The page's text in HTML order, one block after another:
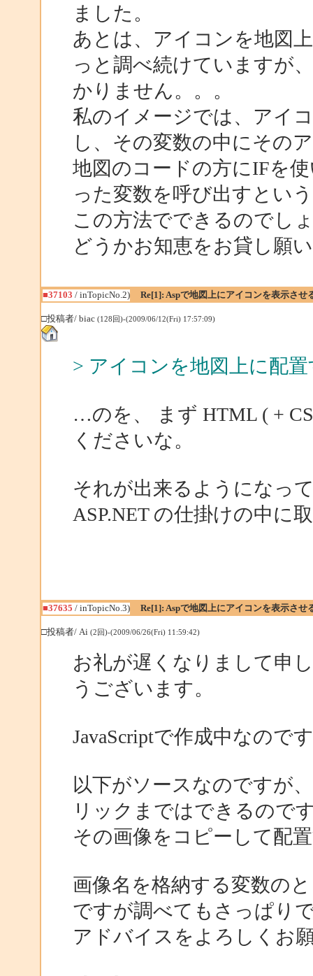
ました。
あとは、アイコンを地図
っと調べ続けていますが
かりません。。。
私のイメージでは、アイ
し、その変数の中にその
地図のコードの方にIFを
った変数を呼び出すとい
この方法でできるのでし
どうかお知恵をお貸し願
■37103 / inTopicNo.2) Re[1]: Aspで地図上にアイコンを表示させ
□投稿者/ biac (128回)-(2009/06/12(Fri) 17:57:09)
> アイコンを地図上に配
…のを、 まず HTML ( +
くださいな。
それが出来るようになっ
ASP.NET の仕掛けの中に
■37635 / inTopicNo.3) Re[1]: Aspで地図上にアイコンを表示させ
□投稿者/ Ai (2回)-(2009/06/26(Fri) 11:59:42)
お礼が遅くなりまして申
うございます。
JavaScriptで作成中なので
以下がソースなのですが
リックまではできるので
その画像をコピーして配
画像名を格納する変数の
ですが調べてもさっぱり
アドバイスをよろしくお